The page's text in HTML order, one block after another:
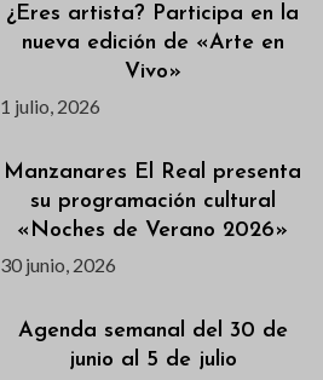
¿Eres artista? Participa en la
nueva edición de «Arte en
Vivo»
1 julio, 2026
Manzanares El Real presenta
su programación cultural
«Noches de Verano 2026»
30 junio, 2026
Agenda semanal del 30 de
junio al 5 de julio